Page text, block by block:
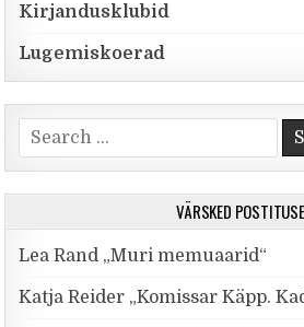
Kirjandusklubid
Lugemiskoerad
Search for:
VÄRSKED
Lea Rand „Muri memuaarid“
Katja Reider „Komissar Käpp.